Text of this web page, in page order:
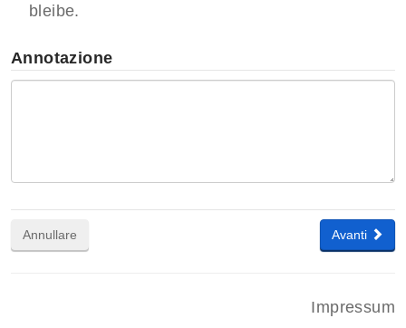
bleibe.
Annotazione
Annullare Avanti
Impressum